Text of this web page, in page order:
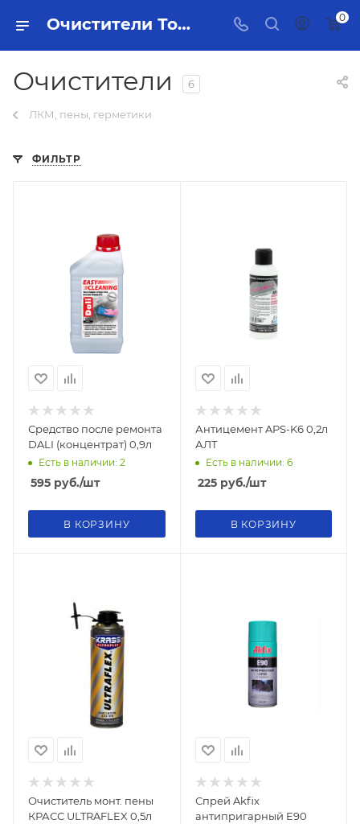
Очистители Тольятти - купить в интернет-магазине, каталог с ценами и характеристиками 0
Очистители 6
ЛКМ, пены, герметики
ФИЛЬТР
Средство после ремонта
DALI (концентрат) 0,9л
Есть в наличии: 2
595 руб./шт
В КОРЗИНУ
Антицемент APS-K6 0,2л
АЛТ
Есть в наличии: 6
225руб./шт
В КОРЗИНУ
Очиститель монт. пены
КРАСС ULTRAFLEX 0,5л
Спрей Akfix
антипригарный E90